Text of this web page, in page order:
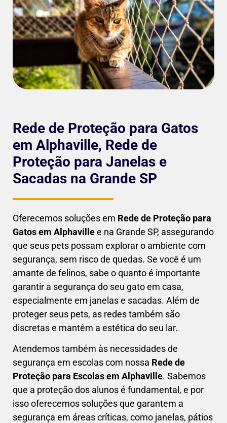
Rede de Proteção para Gatos
em Alphaville, Rede de
Proteção para Janelas e
Sacadas na Grande SP
Oferecemos soluções em Rede de Proteção para
Gatos em Alphavillee na Grande SP, assegurando
que seus pets possam explorar o ambiente com
segurança, sem risco de quedas. Se você é um
amante de felinos, sabe o quanto é importante
garantir a segurança do seu gato em casa,
especialmente em janelas e sacadas. Além de
proteger seus pets, as redes também são
discretas e mantêm a estética do seu lar.
Atendemos também às necessidades de
segurança em escolas com nossa Rede de
Proteção para Escolas em Alphaville. Sabemos
que a proteção dos alunos é fundamental, e por
isso oferecemos soluções que garantem a
segurança em áreas críticas, como janelas, pátios